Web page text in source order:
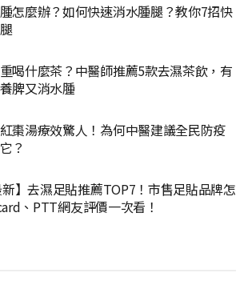
怎麼辦？如何快速消水腫腿？教你7招快
喝什麼茶？中醫師推薦5款去濕茶飲，有
脾又消水腫
棗湯療效驚人！為何中醫建議全民防疫
？
新】去濕足貼推薦TOP7！市售足貼品牌怎
、PTT網友評價一次看！